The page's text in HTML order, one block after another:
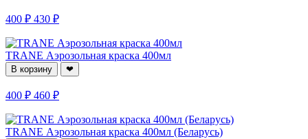
400 ₽ 430 ₽
TRANE Аэрозольная краска 400мл
В корзину ❤
400 ₽ 460 ₽
TRANE Аэрозольная краска 400мл (Беларусь)